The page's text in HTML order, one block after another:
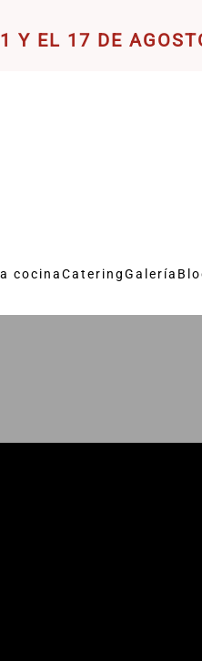
Y EL 17 DE
cocinaCateringGalería